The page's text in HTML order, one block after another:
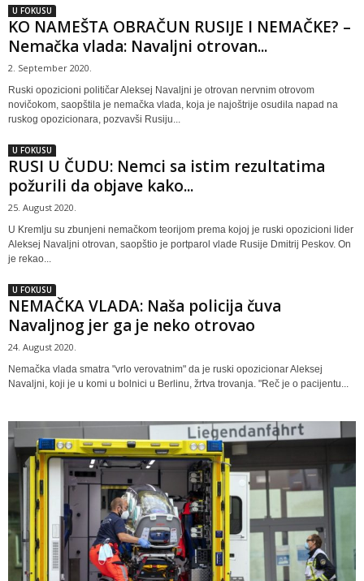
U FOKUSU
KO NAMEŠTA OBRAČUN RUSIJE I NEMAČKE? –
Nemačka vlada: Navaljni otrovan...
2. September 2020.
Ruski opozicioni političar Aleksej Navaljni je otrovan nervnim otrovom
novičokom, saopštila je nemačka vlada, koja je najoštrije osudila napad na
ruskog opozicionara, pozvavši Rusiju...
U FOKUSU
RUSI U ČUDU: Nemci sa istim rezultatima
požurili da objave kako...
25. August 2020.
U Kremlju su zbunjeni nemačkom teorijom prema kojoj je ruski opozicioni lider
Aleksej Navaljni otrovan, saopštio je portparol vlade Rusije Dmitrij Peskov. On
je rekao...
U FOKUSU
NEMAČKA VLADA: Naša policija čuva
Navaljnog jer ga je neko otrovao
24. August 2020.
Nemačka vlada smatra "vrlo verovatnim" da je ruski opozicionar Aleksej
Navaljni, koji je u komi u bolnici u Berlinu, žrtva trovanja. "Reč je o pacijentu...